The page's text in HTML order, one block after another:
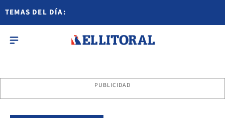
TEMAS DEL DÍA:
PUBLICIDAD